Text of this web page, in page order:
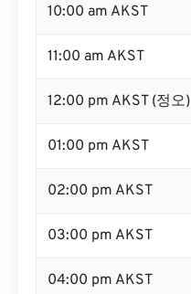
10:00 am AKST
11:00 am AKST
12:00 pm AKST (정오)
01:00 pm AKST
02:00 pm AKST
03:00 pm AKST
04:00 pm AKST